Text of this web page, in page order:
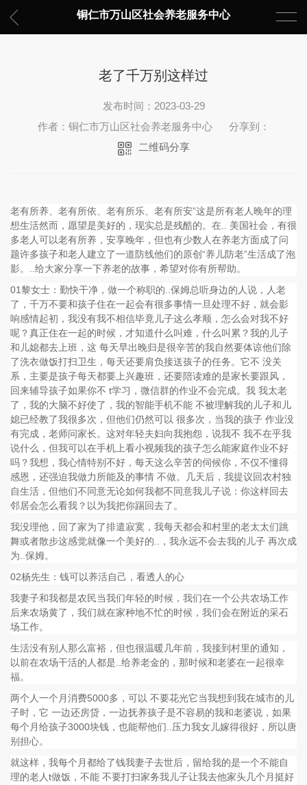
铜仁市万山区社会养老服务中心
老了千万别这样过
发布时间：2023-03-29
作者：铜仁市万山区社会养老服务中心
分享到：
二维码分享
老有所养、老有所依、老有所乐、老有所安”这是所有老人晚年的理
想生活然而，愿望是美好的，现实总是残酷的。在.. 美国社会，有很
多老人可以老有所养，安享晚年，但也有少数人在养老方面成了问
题许多孩子和老人建立了一道防线他们的原创“养儿防老”生活成了泡
影。..给大家分享一下养老的故事，希望对你有所帮助。
01黎女士：勤快干净，做一个称职的..保姆总听身边的人说，人老
了，千万不要和孩子住在一起会有很多事情一旦处理不好，就会影
响感情起初，我没有我不相信毕竟儿子这么孝顺，怎么会对我不好
呢？真正住在一起的时候，才知道什么叫难，什么叫累？我的儿子
和儿媳都去上班，这 每天早出晚归是很辛苦的我自然要体谅他们除
了洗衣做饭打扫卫生，每天还要肩负接送孩子的任务。它不 没关
系，主要是孩子每天都要上兴趣班，还要陪读难的是家长要跟风，
回来辅导孩子如果你不 t学习，微信群的作业不会完成。我 我太老
了，我的大脑不好使了，我的智能手机不能 不被理解我的儿子和儿
媳已经教了我很多次，但他们仍然可以 很多次，当我的孩子 作业没
有完成，老师问家长。这对年轻夫妇向我抱怨，说我不 我不在乎我
说什么，但我可以在手机上看小视频我的孩子怎么能家庭作业不好
吗？我想，我心情特别不好，每天这么辛苦的伺候你，不仅不懂得
感恩，还强迫我做力所能及的事情 不做。几天后，我提议回农村独
自生活，但他们不同意无论如何我都不同意我儿子说：你这样回去
邻居会怎么看我？以为我把你踢回去了。
我没理他，回了家为了排遣寂寞，我每天都会和村里的老太太们跳
舞或者散步这感觉就像一个美好的..，我永远不会去我的儿子 再次成
为..保姆。
02杨先生：钱可以养活自己，看透人的心
我妻子和我都是农民当我们年轻的时候，我们在一个公共农场工作
后来农场黄了，我们就在家种地不忙的时候，我们会在附近的采石
场工作。
生活没有别人那么富裕，但也很温暖几年前，我接到村里的通知，
以前在农场干活的人都是..给养老金的，那时候和老婆在一起很幸
福。
两个人一个月消费5000多，可以 不要花光它当我想到我在城市的儿
子时，它 一边还房贷，一边抚养孩子是不容易的我和老婆说，如果
每个月给孩子3000块钱，也能帮他们..压力我女儿嫁得很好，所以唐
别担心。
就这样，我每个月都给了钱我妻子去世后，留给我的是一个不能自
理的老人t做饭，不能 不要打扫家务我儿子让我去他家头几个月挺好